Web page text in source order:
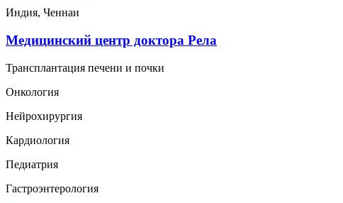
Индия, Ченнаи
Медицинский центр доктора Рела
Трансплантация печени и почки
Онкология
Нейрохирургия
Кардиология
Педиатрия
Гастроэнтерология